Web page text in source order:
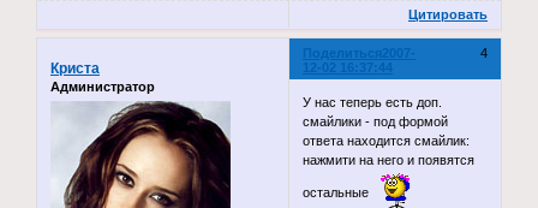
Цитировать
Поделиться 4
2007-
12-02 16:37:44
Криста
Администратор
У нас теперь есть доп.
смайлики - под формой
ответа находится смайлик:
нажмити на него и появятся
остальные